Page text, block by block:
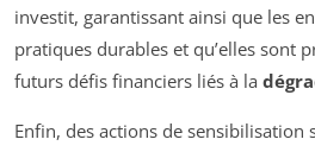
investit, garantissant ainsi que les
pratiques durables et qu’elles sont
futurs défis financiers liés à la
Enfin, des actions de sensibilisation